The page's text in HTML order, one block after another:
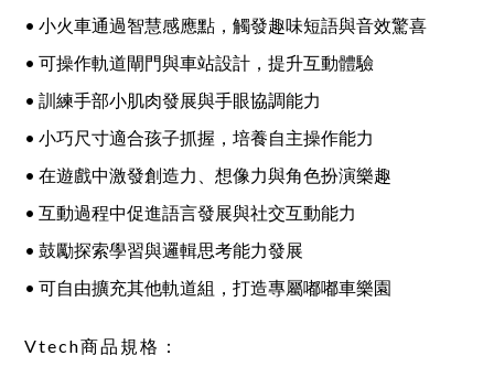
• 小火車通過智慧感應點，觸發趣味短語與音效驚喜
• 可操作軌道閘門與車站設計，提升互動體驗
• 訓練手部小肌肉發展與手眼協調能力
• 小巧尺寸適合孩子抓握，培養自主操作能力
• 在遊戲中激發創造力、想像力與角色扮演樂趣
• 互動過程中促進語言發展與社交互動能力
• 鼓勵探索學習與邏輯思考能力發展
• 可自由擴充其他軌道組，打造專屬嘟嘟車樂園
Vtech商品規格：